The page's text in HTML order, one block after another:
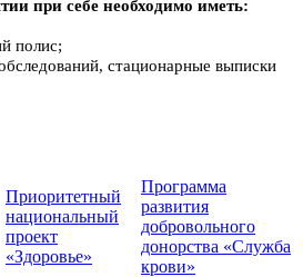
при себе необходимо иметь:
полис;
стационарные выписки
Приоритетный
национальный
проект
«Здоровье»
Программа
развития
добровольного
донорства «Служба
крови»